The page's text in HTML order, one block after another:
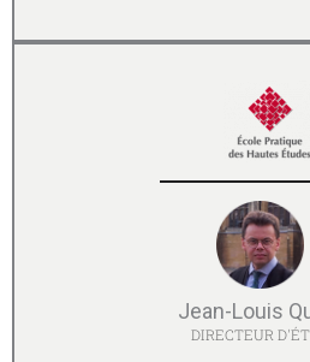
Jean-Louis
DIRECTEUR